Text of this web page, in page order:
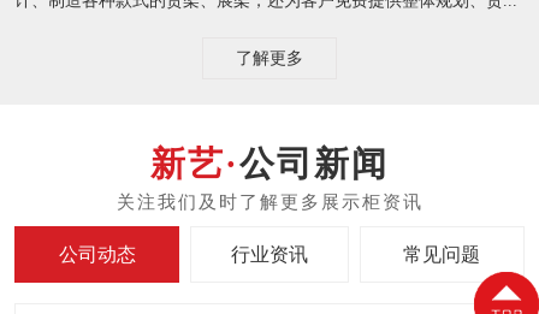
了解更多
公司新闻
公司动态 行业资讯 常见问题